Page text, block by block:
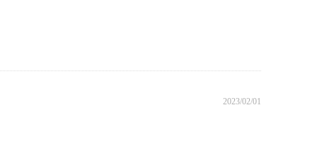
2023/02/01